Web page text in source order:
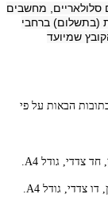
סלולאריים, מחשבים
(בתשלום) ברחבי
שמיועד
הבאות על פי